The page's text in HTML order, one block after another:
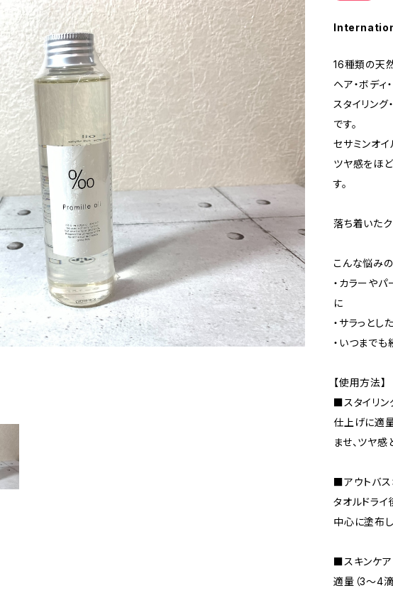
16種類の天
ヘア・ボディ
スタイリング
です。
セサミンオ
ツヤ感をほ
す。
落ち着いたク
こんな悩み
・カラーや
に
・サラっと
・いつまで
【使用方法】
■スタイリン
仕上げに適
ませ、ツヤ
■アウトバス
タオルドライ
中心に塗布
■スキンケ
適量（3～4